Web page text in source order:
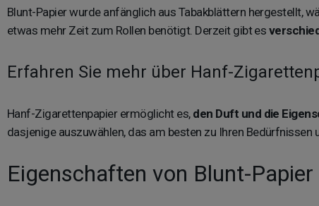
Blunt-Papier wurde anfänglich aus Tabakblättern hergestellt,
etwas mehr Zeit zum Rollen benötigt. Derzeit gibt es
Erfahren Sie mehr über Hanf-
Hanf-Zigarettenpapier ermöglicht es, den Duft und die
dasjenige auszuwählen, das am besten zu Ihren Bedürfnissen
Eigenschaften von Blunt-Papier